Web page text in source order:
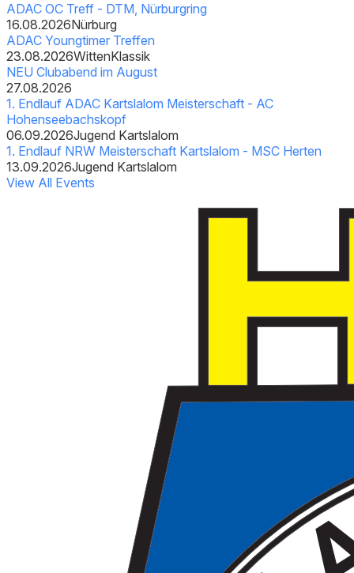
ADAC OC Treff - DTM, Nürburgring
16.08.2026Nürburg
ADAC Youngtimer Treffen
23.08.2026WittenKlassik
NEU Clubabend im August
27.08.2026
1. Endlauf ADAC Kartslalom Meisterschaft - AC
Hohenseebachskopf
06.09.2026Jugend Kartslalom
1. Endlauf NRW Meisterschaft Kartslalom - MSC Herten
13.09.2026Jugend Kartslalom
View All Events